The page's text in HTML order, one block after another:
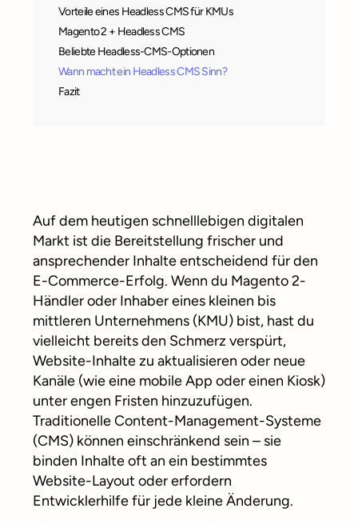
Vorteile eines Headless CMS für KMUs
Magento 2 + Headless CMS
Beliebte Headless-CMS-Optionen
Wann macht ein Headless CMS Sinn?
Fazit
Auf dem heutigen schnelllebigen digitalen
Markt ist die Bereitstellung frischer und
ansprechender Inhalte entscheidend für den
E-Commerce-Erfolg. Wenn du Magento 2-
Händler oder Inhaber eines kleinen bis
mittleren Unternehmens (KMU) bist, hast du
vielleicht bereits den Schmerz verspürt,
Website-Inhalte zu aktualisieren oder neue
Kanäle (wie eine mobile App oder einen Kiosk)
unter engen Fristen hinzuzufügen.
Traditionelle Content-Management-Systeme
(CMS) können einschränkend sein – sie
binden Inhalte oft an ein bestimmtes
Website-Layout oder erfordern
Entwicklerhilfe für jede kleine Änderung.